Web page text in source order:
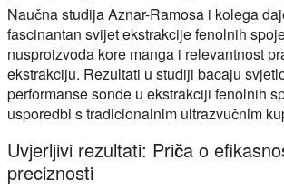
Naučna studija Aznar-Ramosa i kolega
fascinantan svijet ekstrakcije fenolnih
nusproizvoda kore manga i relevantnost
ekstrakciju. Rezultati u studiji bacaju
performanse sonde u ekstrakciji fenolnih
usporedbi s tradicionalnim ultrazvučnim
Uvjerljivi rezultati: Priča o
preciznosti